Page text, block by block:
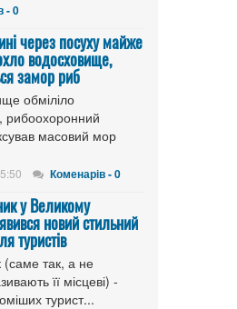
- 0
через посуху майже
водосховище,
замор риб
обміліло
рибоохоронний
масовий мор
Коменарів - 0
у Великому
новий стильний
туристів
так, а не
її місцеві) -
турист...